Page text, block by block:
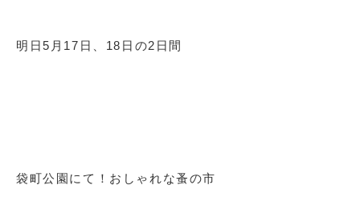
明日5月17日、18日の2日間
袋町公園にて！おしゃれな蚤の市